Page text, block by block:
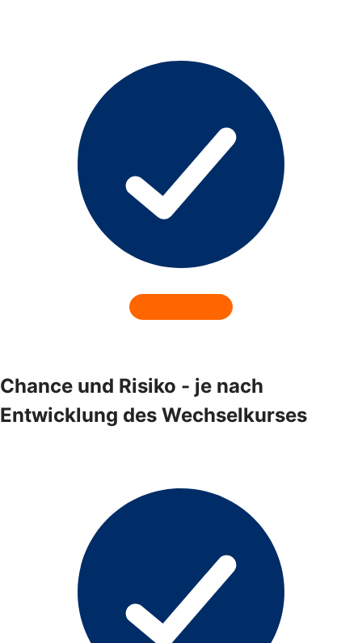
Chance und Risiko - je nach
Entwicklung des Wechselkurses